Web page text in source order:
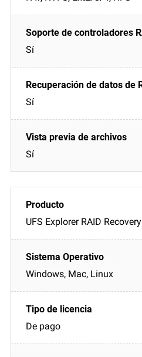
Sí
Sí
Sí
UFS Explorer RAID Recovery
Windows, Mac, Linux
De pago